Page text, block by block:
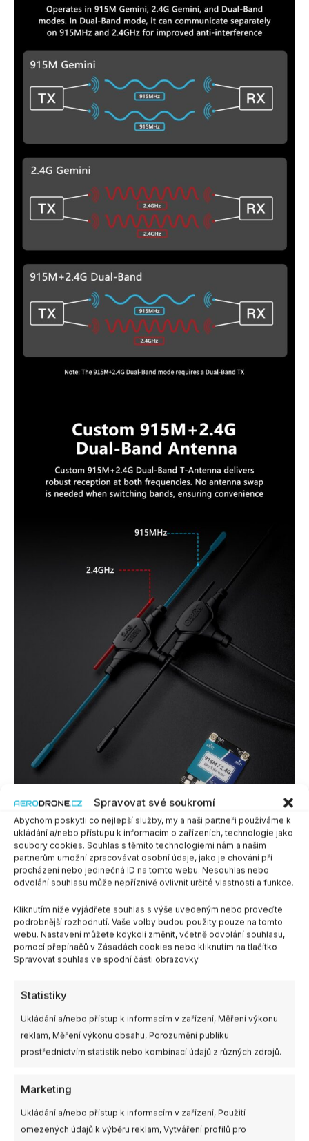
Spravovat své soukromí
Abychom poskytli co nejlepší služby, my a naši partneři používáme k
ukládání a/nebo přístupu k informacím o zařízeních, technologie jako
soubory cookies. Souhlas s těmito technologiemi nám a našim
partnerům umožní zpracovávat osobní údaje, jako je chování při
procházení nebo jedinečná ID na tomto webu. Nesouhlas nebo
odvolání souhlasu může nepříznivě ovlivnit určité vlastnosti a funkce.
Kliknutím níže vyjádřete souhlas s výše uvedeným nebo proveďte
podrobnější rozhodnutí. Vaše volby budou použity pouze na tomto
webu. Nastavení můžete kdykoli změnit, včetně odvolání souhlasu,
pomocí přepínačů v Zásadách cookies nebo kliknutím na tlačítko
Spravovat souhlas ve spodní části obrazovky.
Statistiky
Ukládání a/nebo přístup k informacím v zařízení, Měření výkonu
reklam, Měření výkonu obsahu, Porozumění publiku
prostřednictvím statistik nebo kombinací údajů z různých zdrojů.
Marketing
Ukládání a/nebo přístup k informacím v zařízení, Použití
omezených údajů k výběru reklam, Vytváření profilů pro